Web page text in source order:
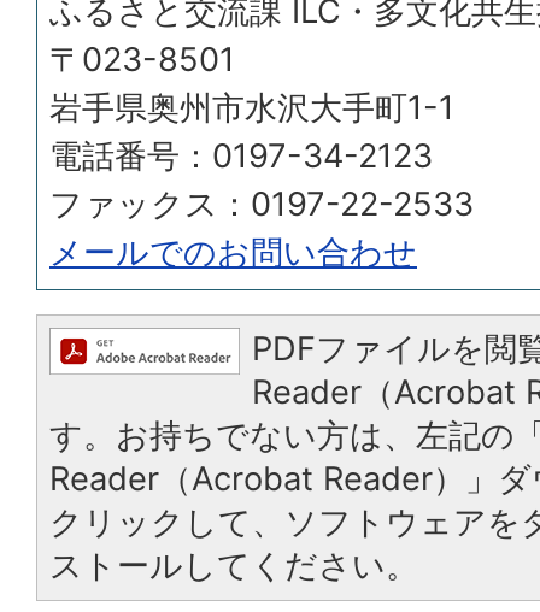
ふるさと交流課 ILC・多文化共
〒023-8501
岩手県奥州市水沢大手町1-1
電話番号：0197-34-2123
ファックス：0197-22-2533
メールでのお問い合わせ
PDFファイルを閲
Reader（Acrobat
す。お持ちでない方は、左記の
Reader（Acrobat Reader）」
クリックして、ソフトウェアを
ストールしてください。